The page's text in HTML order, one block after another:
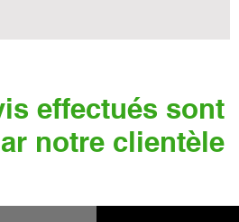
effectués sont
notre clientèle